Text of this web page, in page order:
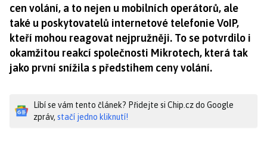
cen volání, a to nejen u mobilních operátorů, ale
také u poskytovatelů internetové telefonie VoIP,
kteří mohou reagovat nejpružněji. To se potvrdilo i
okamžitou reakcí společnosti Mikrotech, která tak
jako první snížila s předstihem ceny volání.
Líbí se vám tento článek? Přidejte si Chip.cz do Google
zpráv, stačí jedno kliknutí!